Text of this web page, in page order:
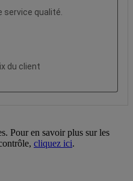
Pour en savoir plus sur les
cliquez ici.